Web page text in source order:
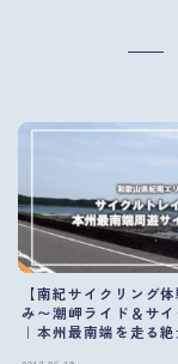
【南紀サイクリング
み〜潮岬ライド＆サ
｜本州最南端を走る